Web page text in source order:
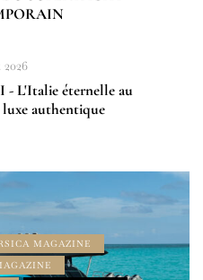
- L'Italie éternelle au
luxe authentique
MAGAZINE